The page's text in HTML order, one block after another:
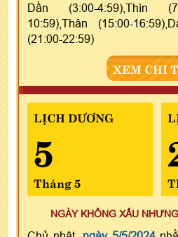
Dần (3:00-4:59),Thìn
10:59),Thân (15:00-
(21:00-22:59)
XEM CHI
LỊCH DƯƠNG
5
Tháng 5
NGÀY KHÔNG XẤU